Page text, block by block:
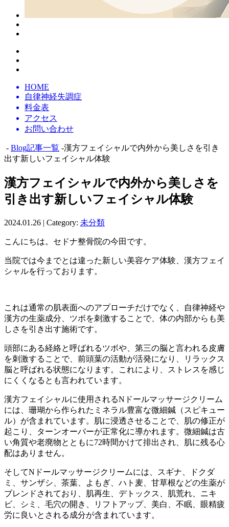
HOME
自律神経失調症
料金表
アクセス
お問い合わせ
- Blog記事一覧 -漢方フェイシャルで内外から美しさを引き
出す新しいフェイシャル体験
漢方フェイシャルで内外から美しさを
引き出す新しいフェイシャル体験
2024.01.26 | Category: 未分類
こんにちは。セドナ整骨院の今田です。
当院では今までとは違った新しい美容ケア体験、漢方フェイ
シャルを行っております。
これは通常の肌表面へのアプローチだけでなく、自律神経や
漢方の生薬成分、ツボを刺激することで、体の内部からも美
しさを引き出す施術です。
頭部にある経絡と呼ばれるツボや、第三の脳と言われる皮膚
を刺激することで、前頭葉の活動が活発になり、リラックス
脳と呼ばれる状態になります。これにより、ストレスを感じ
にくくなるとも言われています。
漢方フェイシャルに使用されるNドールマッサージクリーム
には、珊瑚から作られたミネラル豊富な微細鍼（スピキュー
ル）が含まれています。肌に浸透させることで、肌の修正が
起こり、ターンオーバーが正常化に導かれます。微細鍼は古
い角質や老廃物とともに72時間かけて排出され、肌に残る心
配はありません。
そしてNドールマッサージクリームには、スギナ、ドクダ
ミ、サンザシ、茶葉、よもぎ、ハト麦、甘草根などの生薬が
ブレンドされており、肌再生、デトックス、肌荒れ、ニキ
ビ、シミ、毛穴の開き、リフトアップ、美白、不眠、眼精疲
労に良いとされる成分が含まれています。